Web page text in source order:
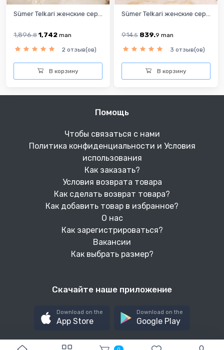
Sümer Telkari женские сер...
1,896.8 1,742 man
2 отзыв(ов)
В корзину
Sümer Telkari женские сер...
914.5 839.9 man
3 отзыв(ов)
В корзину
Помощь
Чтобы связаться с нами
Политика конфиденциальности и Условия
использования
Как заказать?
Условия возврата товара
Как сделать возврат товара?
Как добавить товар в избранное?
О нас
Как зарегистрироваться?
Вакансии
Как выбрать размер?
Скачайте наше приложение
Download on the
App Store
Download on the
Google Play